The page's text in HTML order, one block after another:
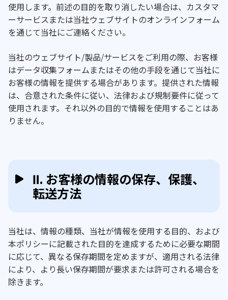
使用します。前述の目的を取り消したい場合は、カスタマ
ーサービスまたは当社ウェブサイトのオンラインフォーム
を通じて当社にご連絡ください。
当社のウェブサイト/製品/サービスをご利用の際、お客様
はデータ収集フォームまたはその他の手段を通じて当社に
お客様の情報を提供する場合があります。提供された情報
は、合意された条件に従い、法律および規制要件に従って
使用されます。それ以外の目的で情報を使用することはあ
りません。
Ⅱ. お客様の情報の保存、保護、
転送方法
当社は、情報の種類、当社が情報を使用する目的、および
本ポリシーに記載された目的を達成するために必要な期間
に応じて、異なる保存期間を定めますが、適用される法律
により、より長い保存期間が要求または許可される場合を
除きます。